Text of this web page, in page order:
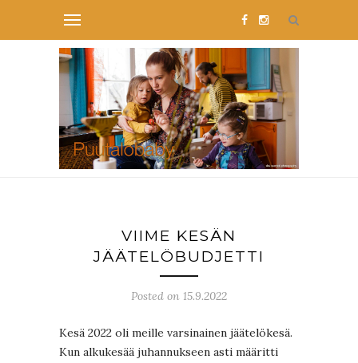
VIIME KESÄN
JÄÄTELÖBUDJETTI
Posted on 15.9.2022
Kesä 2022 oli meille varsinainen jäätelökesä.
Kun alkukesää juhannukseen asti määritti